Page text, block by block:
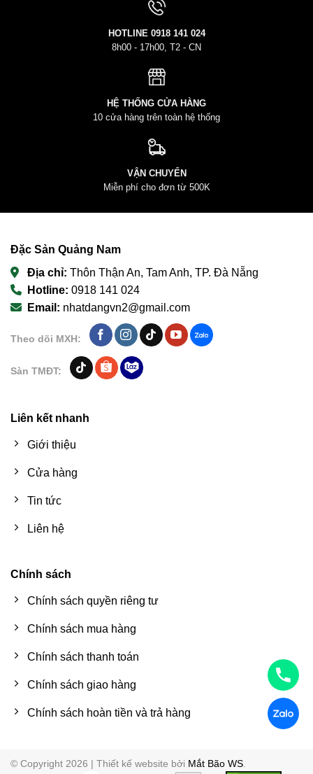
HOTLINE 0918 141 024
8h00 - 17h00, T2 - CN
HỆ THỐNG CỬA HÀNG
10 cửa hàng trên toàn hệ thống
VẬN CHUYỂN
Miễn phí cho đơn từ 500K
Đặc Sản Quảng Nam
Địa chỉ: Thôn Thận An, Tam Anh, TP. Đà Nẵng
Hotline: 0918 141 024
Email: nhatdangvn2@gmail.com
Theo dõi MXH:
Sàn TMĐT:
Liên kết nhanh
Giới thiệu
Cửa hàng
Tin tức
Liên hệ
Chính sách
Chính sách quyền riêng tư
Chính sách mua hàng
Chính sách thanh toán
Chính sách giao hàng
Chính sách hoàn tiền và trả hàng
© Copyright 2026 | Thiết kế website bởi Mắt Bão WS